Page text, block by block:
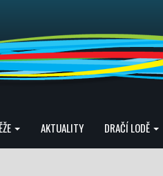
AKTUALITY DRAČÍ LODĚ